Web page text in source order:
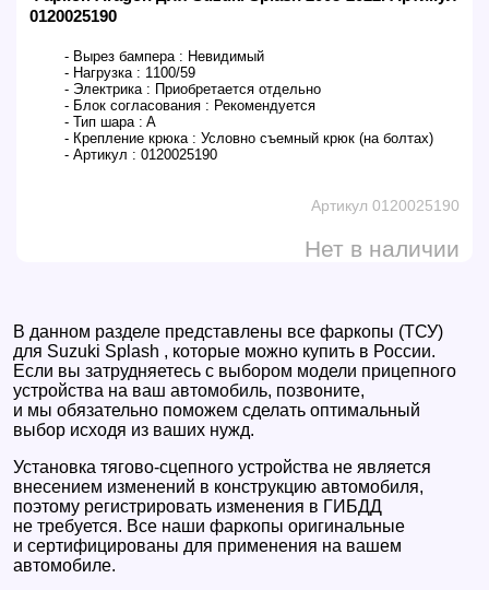
0120025190
- Вырез бампера : Невидимый
- Нагрузка : 1100/59
- Электрика : Приобретается отдельно
- Блок согласования : Рекомендуется
- Тип шара : A
- Крепление крюка : Условно съемный крюк (на болтах)
- Артикул : 0120025190
Артикул 0120025190
Нет в наличии
В данном разделе представлены все фаркопы (ТСУ)
для Suzuki Splash , которые можно купить в России.
Если вы затрудняетесь с выбором модели прицепного
устройства на ваш автомобиль, позвоните,
и мы обязательно поможем сделать оптимальный
выбор исходя из ваших нужд.
Установка тягово-сцепного устройства не является
внесением изменений в конструкцию автомобиля,
поэтому регистрировать изменения в ГИБДД
не требуется. Все наши фаркопы оригинальные
и сертифицированы для применения на вашем
автомобиле.